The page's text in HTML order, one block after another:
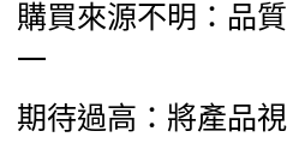
購買來源不明：品
一
期待過高：將產品